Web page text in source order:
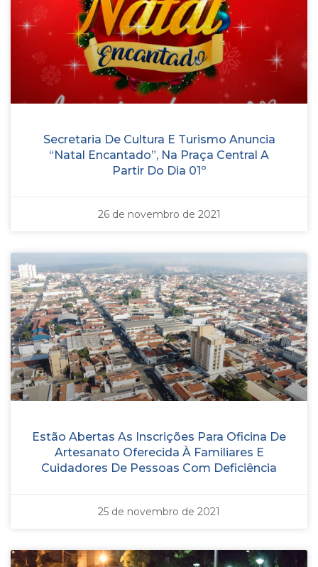
Secretaria De Cultura E Turismo Anuncia
“Natal Encantado”, Na Praça Central A
Partir Do Dia 01º
26 de novembro de 2021
Estão Abertas As Inscrições Para Oficina De
Artesanato Oferecida À Familiares E
Cuidadores De Pessoas Com Deficiência
25 de novembro de 2021